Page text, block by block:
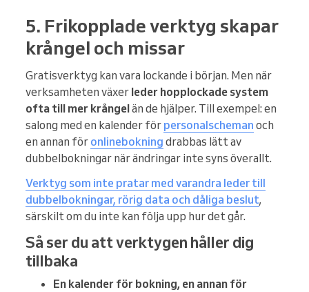
5. Frikopplade verktyg skapar
krångel och missar
Gratisverktyg kan vara lockande i början. Men när
verksamheten växer leder hopplockade system
ofta till mer krångelän de hjälper. Till exempel: en
salong med en kalender för personalscheman och
en annan för onlinebokning drabbas lätt av
dubbelbokningar när ändringar inte syns överallt.
Verktyg som inte pratar med varandra leder till
dubbelbokningar, rörig data och dåliga beslut,
särskilt om du inte kan följa upp hur det går.
Så ser du att verktygen håller dig
tillbaka
En kalender för bokning, en annan för